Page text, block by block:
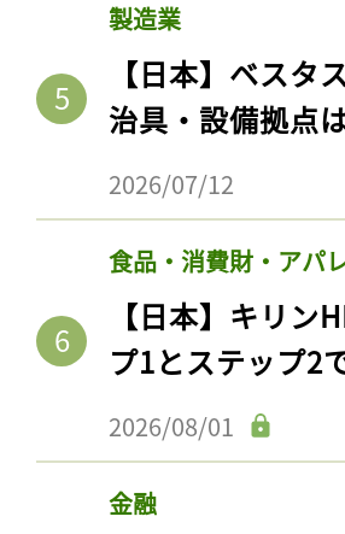
製造業
【日本】ベス
治具・設備拠点
2026/07/12
食品・消費財・アパ
【日本】キリン
プ1とステップ2
2026/08/01
金融